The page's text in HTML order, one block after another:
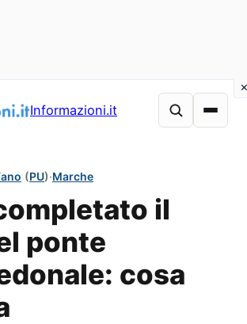
Informazioni.it
(PU)·Marche
il
ponte
cosa